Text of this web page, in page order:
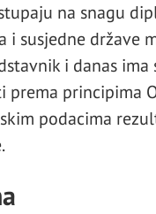
na snagu
i susjedne
i danas
principima
podacima